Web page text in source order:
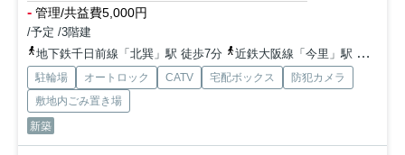
- 管理/共益費5,000円
/予定 /3階建
地下鉄千日前線「北巽」駅 徒歩7分
近鉄大阪線「今里」駅 徒歩16分
駐輪場 オートロック CATV 宅配ボックス
防犯カメラ
敷地内ごみ置き場
新築